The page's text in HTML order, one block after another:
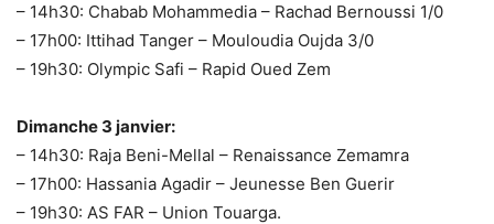
– 14h30: Chabab Mohammedia – Rachad Bernoussi 1/0
– 17h00: Ittihad Tanger – Mouloudia Oujda 3/0
– 19h30: Olympic Safi – Rapid Oued Zem
Dimanche 3 janvier:
– 14h30: Raja Beni-Mellal – Renaissance Zemamra
– 17h00: Hassania Agadir – Jeunesse Ben Guerir
– 19h30: AS FAR – Union Touarga.